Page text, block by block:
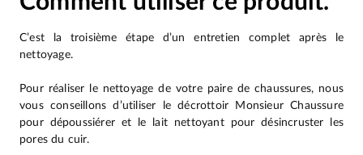
C’est la troisième étape d’un entretien complet après le
nettoyage.
Pour réaliser le nettoyage de votre paire de chaussures, nous
vous conseillons d’utiliser le décrottoir Monsieur Chaussure
pour dépoussiérer et le lait nettoyant pour désincruster les
pores du cuir.